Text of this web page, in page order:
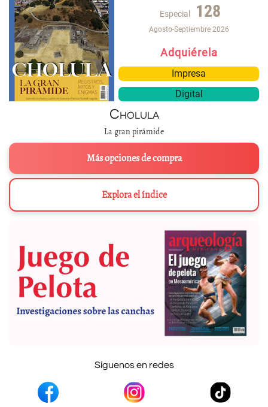
Especial 128
Agosto-Septiembre 2026
Adquiérela
Impresa
Digital
Cholula
La gran pirámide
Más opciones de compra
Explora el índice
Síguenos en redes